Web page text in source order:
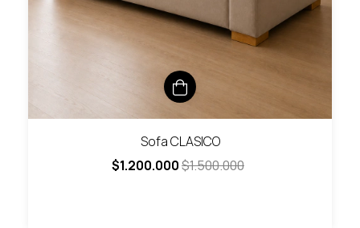
Sofa CLASICO
$1.200.000$1.500.000